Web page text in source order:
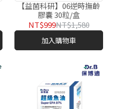
【益菌科研】06逆時撫齡
膠囊 30粒/盒
NT$999NT$1,580
加入購物車